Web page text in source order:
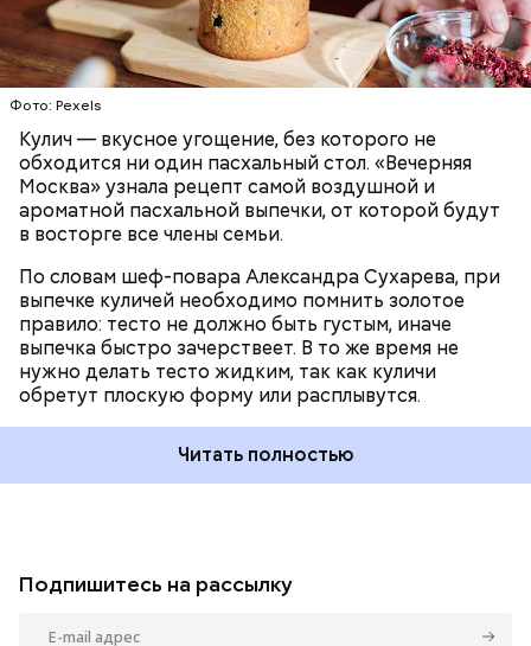
Фото: Pexels
Кулич — вкусное угощение, без которого не
обходится ни один пасхальный стол. «Вечерняя
Москва» узнала рецепт самой воздушной и
ароматной пасхальной выпечки, от которой будут
в восторге все члены семьи.
По словам шеф-повара Александра Сухарева, при
выпечке куличей необходимо помнить золотое
правило: тесто не должно быть густым, иначе
выпечка быстро зачерствеет. В то же время не
нужно делать тесто жидким, так как куличи
обретут плоскую форму или расплывутся.
Читать полностью
ПРАЗДНИКИ РЕЦЕПТЫ ПАСХА
Подпишитесь на рассылку